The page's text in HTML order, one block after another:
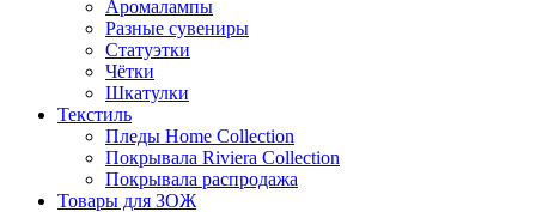
Аромалампы
Разные сувениры
Статуэтки
Чётки
Шкатулки
Текстиль
Пледы Home Collection
Покрывала Riviera Collection
Покрывала распродажа
Товары для ЗОЖ